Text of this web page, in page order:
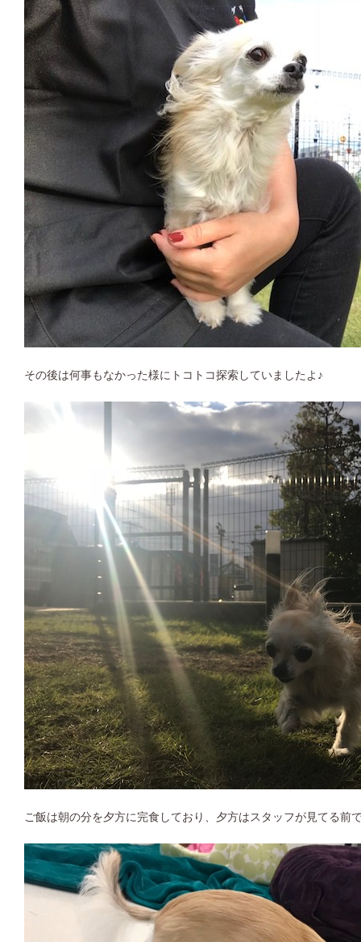
その後は何事もなかった様にトコトコ探索していましたよ♪
ご飯は朝の分を夕方に完食しており、夕方はスタッフが見てる前